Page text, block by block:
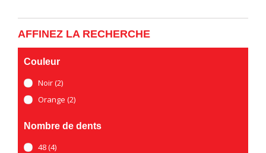
AFFINEZ LA RECHERCHE
Couleur
Noir(2)
Orange (2)
Nombre de dents
48(4)